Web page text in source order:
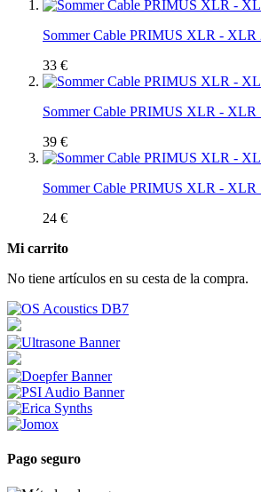
Sommer Cable PRIMUS XLR - XLR
33 €
Sommer Cable PRIMUS XLR - XLR
39 €
Sommer Cable PRIMUS XLR - XLR
24 €
Mi carrito
No tiene artículos en su cesta de la compra.
Pago seguro